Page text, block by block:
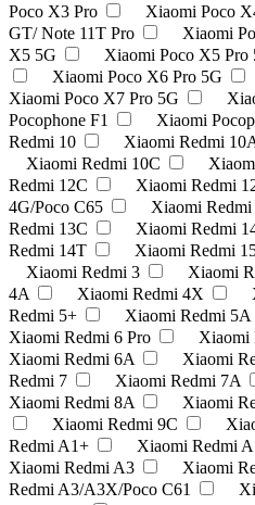
Poco X3 Pro
Xiaomi Poco
GT/ Note 11T Pro
Xiaomi
X5 5G
Xiaomi Poco X5 Pro
Xiaomi Poco X6 Pro 5G
Xiaomi Poco X7 Pro 5G
Pocophone F1
Xiaomi
Redmi 10
Xiaomi Redmi
Xiaomi Redmi 10C
Redmi 12C
Xiaomi Redmi
4G/Poco C65
Xiaomi
Redmi 13С
Xiaomi Redmi
Redmi 14T
Xiaomi Redmi
Xiaomi Redmi 3
Xiaomi
4A
Xiaomi Redmi 4X
Redmi 5+
Xiaomi Redmi 5A
Xiaomi Redmi 6 Pro
Xiaomi
Xiaomi Redmi 6A
Xiaomi
Redmi 7
Xiaomi Redmi 7A
Xiaomi Redmi 8A
Xiaomi
Xiaomi Redmi 9C
Redmi A1+
Xiaomi Redmi
Xiaomi Redmi A3
Xiaomi
Redmi A3/A3X/Poco C61